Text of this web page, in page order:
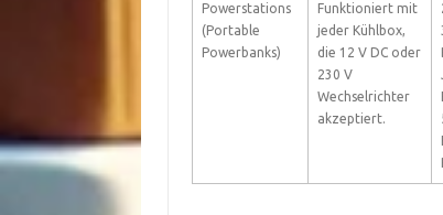
Powerstations
(Portable
Powerbanks)
Funktioniert mit
jeder Kühlbox,
die 12 V DC oder
230 V
Wechselrichter
akzeptiert.